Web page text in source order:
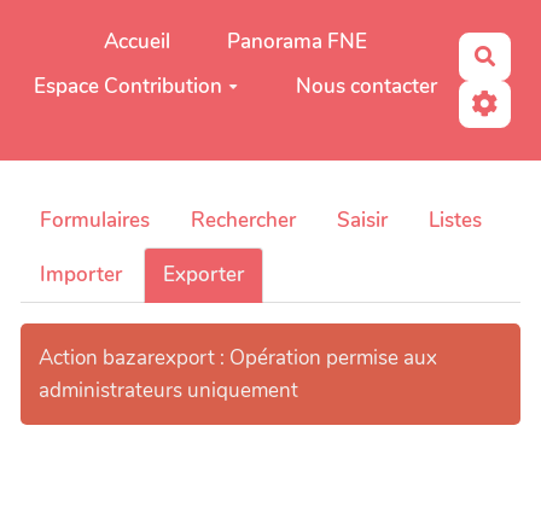
Aller au contenu principal
Accueil
Panorama FNE
Espace Contribution
Nous contacter
Formulaires Rechercher Saisir
Listes
Importer
Exporter
Action bazarexport : Opération permise aux
administrateurs uniquement